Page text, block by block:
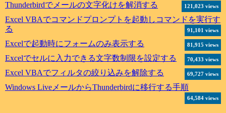
Thunderbirdでメールの文字化けを解消する 121,023 views
Excel VBAでコマンドプロンプトを起動しコマンドを実行す
る
91,101 views
Excelで起動時にフォームのみ表示する 81,915 views
Excelでセルに入力できる文字数制限を設定する 70,433 views
Excel VBAでフィルタの絞り込みを解除する 69,727 views
Windows LiveメールからThunderbirdに移行する手順
64,584 views